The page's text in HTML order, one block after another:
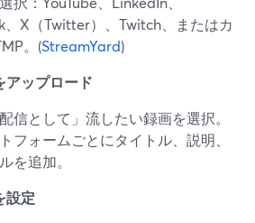
、X（Twitter）、Twitch、またはカ
。(StreamYard)
アップロード
信として」流したい録画を選択。
フォームごとにタイトル、説明、
を追加。
設定